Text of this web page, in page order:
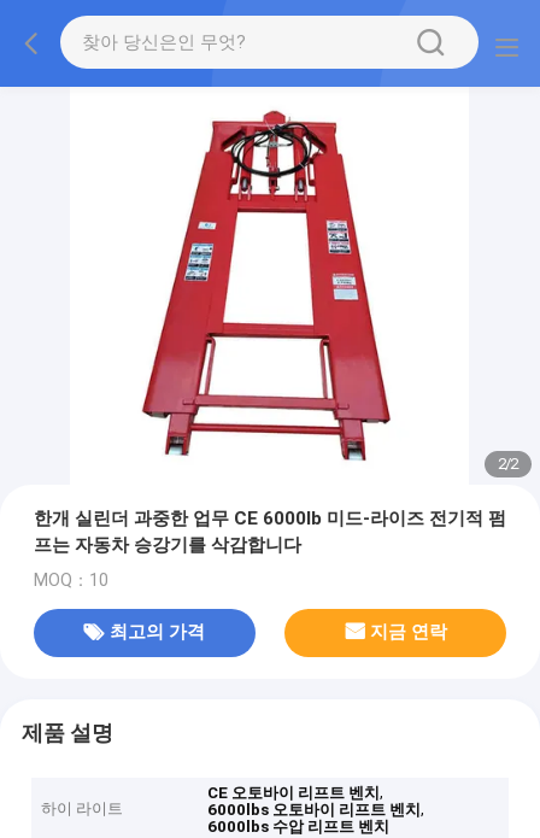
2/2
한개 실린더 과중한 업무 CE 6000lb 미드-라이즈 전기적 펌
프는 자동차 승강기를 삭감합니다
MOQ：10
최고의 가격 지금 연락
제품 설명
하이 라이트
CE 오토바이 리프트 벤치,
6000lbs 오토바이 리프트 벤치,
6000lbs 수압 리프트 벤치